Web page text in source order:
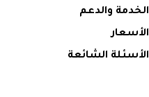
الخدمة والدعم
الأسعار
الأسئلة الشائعة